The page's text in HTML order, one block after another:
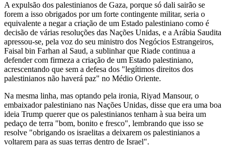
A expulsão dos palestinianos de Gaza, porque só dali sairão se
forem a isso obrigados por um forte contingente militar, seria o
equivalente a negar a criação de um Estado palestiniano como é
decisão de várias resoluções das Nações Unidas, e a Arábia Saudita
apressou-se, pela voz do seu ministro dos Negócios Estrangeiros,
Faisal bin Farhan al Saud, a sublinhar que Riade continua a
defender com firmeza a criação de um Estado palestiniano,
acrescentando que sem a defesa dos "legítimos direitos dos
palestinianos não haverá paz" no Médio Oriente.
Na mesma linha, mas optando pela ironia, Riyad Mansour, o
embaixador palestiniano nas Nações Unidas, disse que era uma boa
ideia Trump querer que os palestinianos tenham à sua beira um
pedaço de terra "bom, bonito e fresco", lembrando que isso se
resolve "obrigando os israelitas a deixarem os palestinianos a
voltarem para as suas terras dentro de Israel".